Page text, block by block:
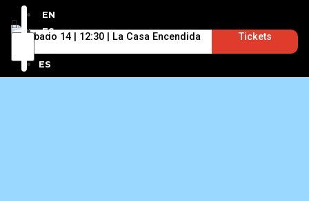
Sábado 14 | 12:30 | La Casa Encendida Tickets
EN
ES
ES